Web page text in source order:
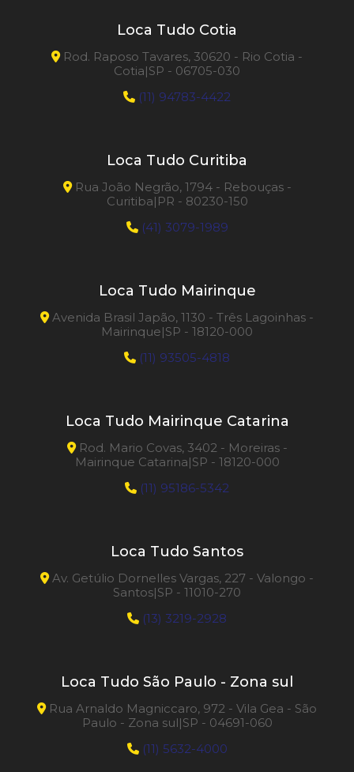
Loca Tudo Cotia
Rod. Raposo Tavares, 30620 - Rio Cotia -
Cotia|SP - 06705-030
(11) 94783-4422
Loca Tudo Curitiba
Rua João Negrão, 1794 - Rebouças -
Curitiba|PR - 80230-150
(41) 3079-1989
Loca Tudo Mairinque
Avenida Brasil Japão, 1130 - Três Lagoinhas -
Mairinque|SP - 18120-000
(11) 93505-4818
Loca Tudo Mairinque Catarina
Rod. Mario Covas, 3402 - Moreiras -
Mairinque Catarina|SP - 18120-000
(11) 95186-5342
Loca Tudo Santos
Av. Getúlio Dornelles Vargas, 227 - Valongo -
Santos|SP - 11010-270
(13) 3219-2928
Loca Tudo São Paulo - Zona sul
Rua Arnaldo Magniccaro, 972 - Vila Gea - São
Paulo - Zona sul|SP - 04691-060
(11) 5632-4000